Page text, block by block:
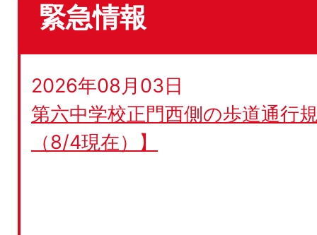
緊急情報
2026年08月03日
第六中学校正門西側の歩道通行
（8/4現在）】